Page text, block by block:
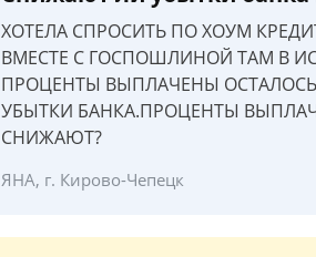
ХОТЕЛА СПРОСИТЬ ПО ХОУМ
ВМЕСТЕ С ГОСПОШЛИНОЙ ТАМ В
ПРОЦЕНТЫ ВЫПЛАЧЕНЫ
УБЫТКИ БАНКА.ПРОЦЕНТЫ
СНИЖАЮТ?
ЯНА, г. Кирово-Чепецк